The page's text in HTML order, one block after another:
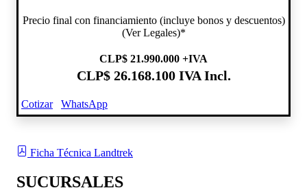
Precio final con financiamiento (incluye bonos y descuentos)
(Ver Legales)*
CLP$ 21.990.000 +IVA
CLP$ 26.168.100IVA Incl.
Cotizar WhatsApp
Ficha Técnica Landtrek
SUCURSALES